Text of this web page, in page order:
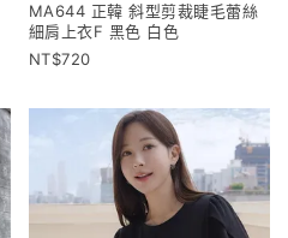
MA644 正韓 斜型剪裁睫毛蕾絲
細肩上衣F 黑色 白色
720